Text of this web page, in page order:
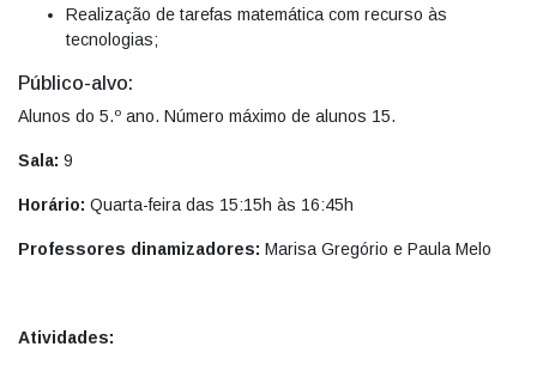
Realização de tarefas matemática com recurso às
tecnologias;
Público-alvo:
Alunos do 5.º ano. Número máximo de alunos 15.
Sala: 9
Horário: Quarta-feira das 15:15h às 16:45h
Professores dinamizadores: Marisa Gregório e Paula Melo
Atividades: